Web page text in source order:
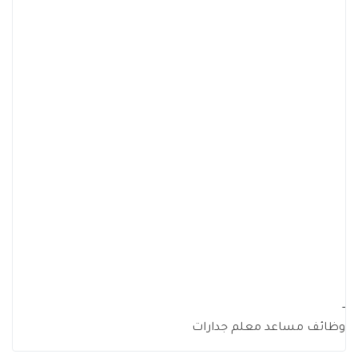
-
وظائف مساعد معلم جدارات